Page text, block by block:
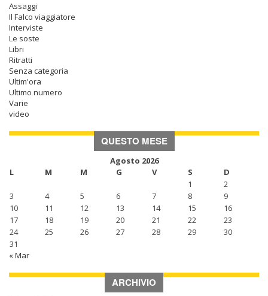
Assaggi
Il Falco viaggiatore
Interviste
Le soste
Libri
Ritratti
Senza categoria
Ultim'ora
Ultimo numero
Varie
video
QUESTO MESE
Agosto 2026
L
M M G V S
D
1
2
3
4 5 6 7 8
9
10
11 12 13 14 15
16
17
18 19 20 21 22
23
24
25 26 27 28 29
30
31
« Mar
ARCHIVIO